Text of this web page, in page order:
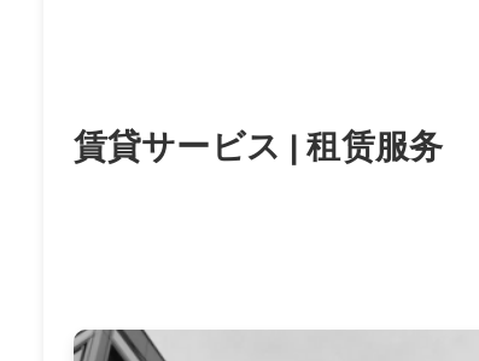
賃貸サービス | 租赁服务